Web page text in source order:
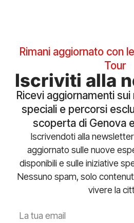
Rimani aggiornato con
Tour
Iscriviti alla
Ricevi aggiornamenti
speciali e percorsi
scoperta di Genova
Iscrivendoti alla
aggiornato sulle nuove
disponibili e sulle iniziative
Nessuno spam, solo
vivere la